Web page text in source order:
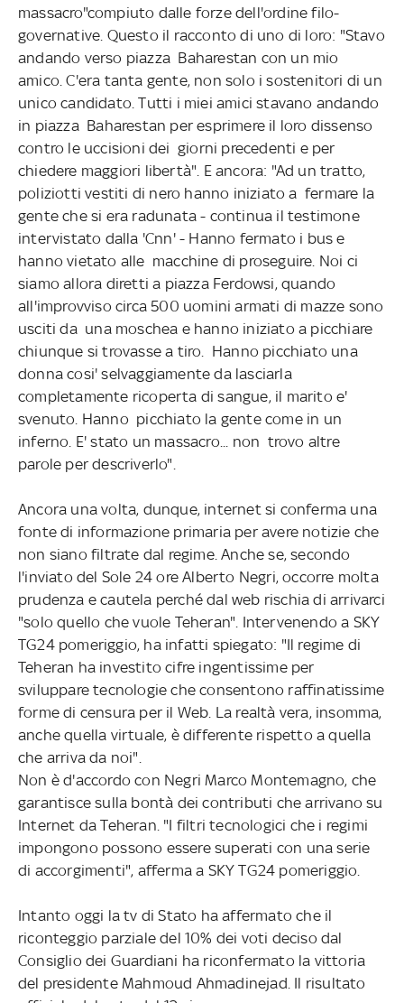
massacro"compiuto dalle forze dell'ordine filo-
governative. Questo il racconto di uno di loro: "Stavo
andando verso piazza Baharestan con un mio
amico. C'era tanta gente, non solo i sostenitori di un
unico candidato. Tutti i miei amici stavano andando
in piazza Baharestan per esprimere il loro dissenso
contro le uccisioni dei giorni precedenti e per
chiedere maggiori libertà". E ancora: "Ad un tratto,
poliziotti vestiti di nero hanno iniziato a fermare la
gente che si era radunata - continua il testimone
intervistato dalla 'Cnn' - Hanno fermato i bus e
hanno vietato alle macchine di proseguire. Noi ci
siamo allora diretti a piazza Ferdowsi, quando
all'improvviso circa 500 uomini armati di mazze sono
usciti da una moschea e hanno iniziato a picchiare
chiunque si trovasse a tiro. Hanno picchiato una
donna cosi' selvaggiamente da lasciarla
completamente ricoperta di sangue, il marito e'
svenuto. Hanno picchiato la gente come in un
inferno. E' stato un massacro... non trovo altre
parole per descriverlo".
Ancora una volta, dunque, internet si conferma una
fonte di informazione primaria per avere notizie che
non siano filtrate dal regime. Anche se, secondo
l'inviato del Sole 24 ore Alberto Negri, occorre molta
prudenza e cautela perché dal web rischia di arrivarci
"solo quello che vuole Teheran". Intervenendo a SKY
TG24 pomeriggio, ha infatti spiegato: "Il regime di
Teheran ha investito cifre ingentissime per
sviluppare tecnologie che consentono raffinatissime
forme di censura per il Web. La realtà vera, insomma,
anche quella virtuale, è differente rispetto a quella
che arriva da noi".
Non è d'accordo con Negri Marco Montemagno, che
garantisce sulla bontà dei contributi che arrivano su
Internet da Teheran. "I filtri tecnologici che i regimi
impongono possono essere superati con una serie
di accorgimenti", afferma a SKY TG24 pomeriggio.
Intanto oggi la tv di Stato ha affermato che il
riconteggio parziale del 10% dei voti deciso dal
Consiglio dei Guardiani ha riconfermato la vittoria
del presidente Mahmoud Ahmadinejad. Il risultato